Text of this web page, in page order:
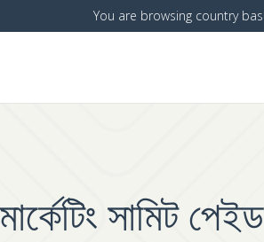
সামিট
You are browsing country